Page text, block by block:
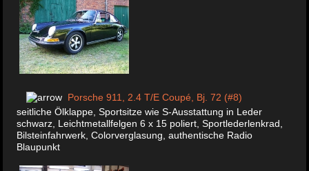
Porsche 911, 2.4 T/E Coupé, Bj. 72 (#8)
seitliche Ölklappe, Sportsitze wie S-Ausstattung in Leder
schwarz, Leichtmetallfelgen 6 x 15 poliert, Sportlederlenkrad,
Bilsteinfahrwerk, Colorverglasung, authentische Radio
Blaupunkt